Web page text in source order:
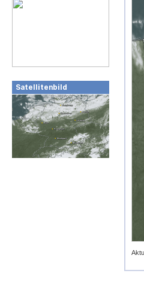
Satellitenbild